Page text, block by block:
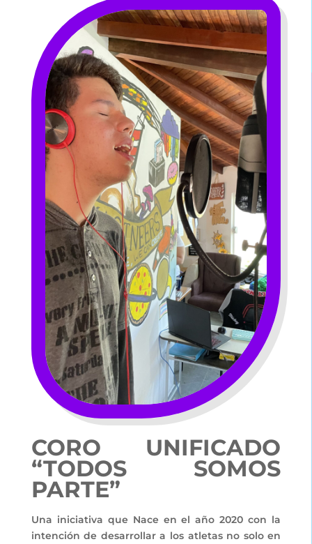
CORO UNIFICADO
“TODOS SOMOS
PARTE”
Una iniciativa que Nace en el año 2020 con la
intención de desarrollar a los atletas no solo en